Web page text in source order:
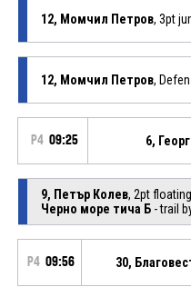
12, Момчил Петров, 3pt
12, Момчил Петров,
P4 09:25 6,
9, Петър Колев, 2pt
Черно море тича Б- trail
P4 09:56 30,